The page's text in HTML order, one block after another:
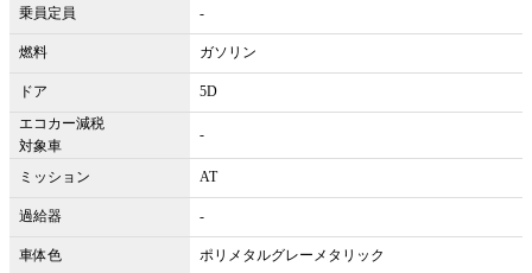
乗員定員 -
燃料 ガソリン
ドア
5D
エコカー減税
対象車
-
ミッション AT
過給器 -
車体色 ポリメタルグレーメタリック